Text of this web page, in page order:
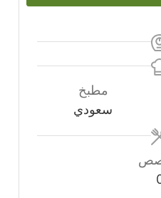
مطبخ
سعودي